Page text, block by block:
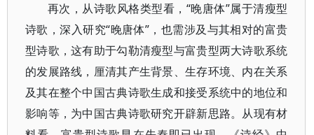
再次，从诗歌风格类型看，“晚唐体”属于清瘦型
诗歌，深入研究“晚唐体”，也需涉及与其相对的富贵
型诗歌，这有助于勾勒清瘦型与富贵型两大诗歌系统
的发展路线，厘清其产生背景、生存环境、内在关系
及其在整个中国古典诗歌生成和接受系统中的地位和
影响等，为中国古典诗歌研究开辟新思路。从现有材